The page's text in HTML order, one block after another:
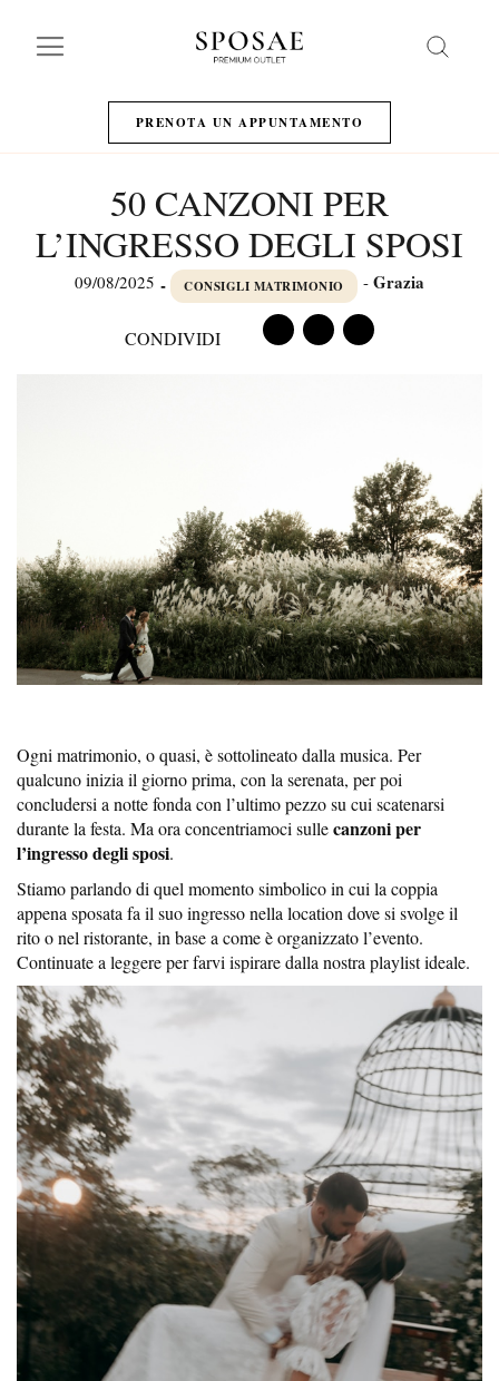
PRENOTA UN APPUNTAMENTO
50 CANZONI PER
L’INGRESSO DEGLI SPOSI
09/08/2025 - CONSIGLI MATRIMONIO - Grazia
CONDIVIDI
Ogni matrimonio, o quasi, è sottolineato dalla musica. Per
qualcuno inizia il giorno prima, con la serenata, per poi
concludersi a notte fonda con l’ultimo pezzo su cui scatenarsi
durante la festa. Ma ora concentriamoci sullecanzoni per
l’ingresso degli sposi.
Stiamo parlando di quel momento simbolico in cui la coppia
appena sposata fa il suo ingresso nella location dove si svolge il
rito o nel ristorante, in base a come è organizzato l’evento.
Continuate a leggere per farvi ispirare dalla nostra playlist ideale.